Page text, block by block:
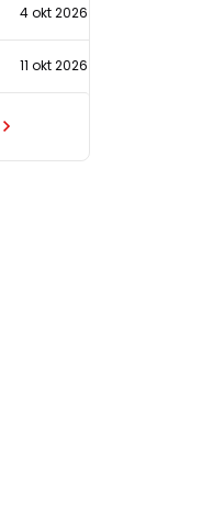
4 okt 2026
11 okt 2026